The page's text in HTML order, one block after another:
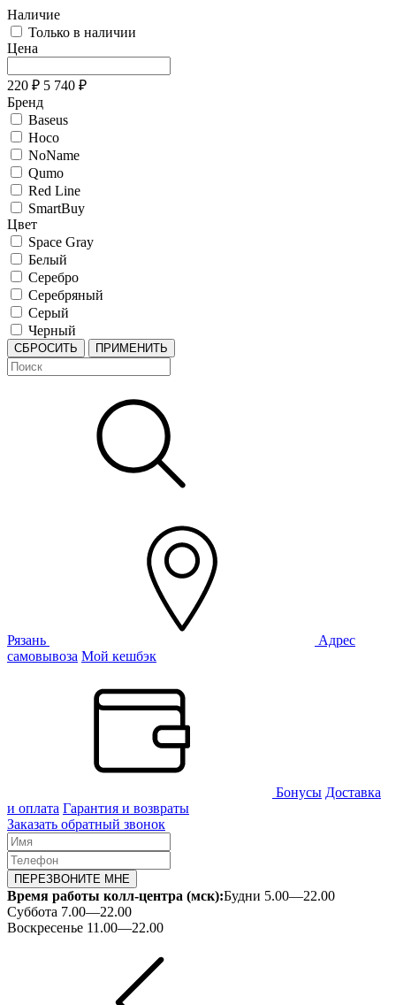
Наличие
Только в наличии
Цена
220 ₽ 5 740 ₽
Бренд
Baseus
Hoco
NoName
Qumo
Red Line
SmartBuy
Цвет
Space Gray
Белый
Серебро
Серебряный
Серый
Черный
СБРОСИТЬ ПРИМЕНИТЬ
Рязань
Адрес
самовывоза Мой кешбэк
Бонусы Доставка
и оплата Гарантия и возвраты
Заказать обратный звонок
ПЕРЕЗВОНИТЕ МНЕ
Время работы колл-центра (мск):Будни 5.00—22.00
Суббота 7.00—22.00
Воскресенье 11.00—22.00